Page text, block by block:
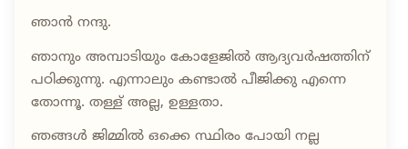
ഞാൻ നന്ദു.
ഞാനും അമ്പാടിയും കോളേജിൽ ആദ്യവർഷത്തിന്
പഠിക്കുന്നു. എന്നാലും കണ്ടാൽ പീജിക്കു എന്നെ
തോന്നൂ. തള്ള് അല്ല, ഉള്ളതാ.
ഞങ്ങൾ ജിമ്മിൽ ഒക്കെ സ്ഥിരം പോയി നല്ല